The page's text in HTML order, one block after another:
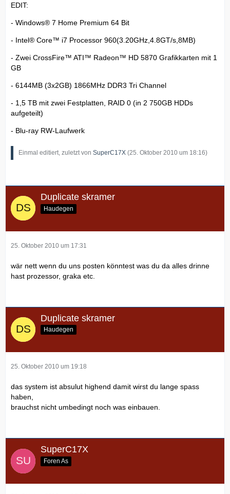
EDIT:
- Windows® 7 Home Premium 64 Bit
- Intel® Core™ i7 Processor 960(3.20GHz,4.8GT/s,8MB)
- Zwei CrossFire™ ATI™ Radeon™ HD 5870 Grafikkarten mit 1
GB
- 6144MB (3x2GB) 1866MHz DDR3 Tri Channel
- 1,5 TB mit zwei Festplatten, RAID 0 (in 2 750GB HDDs
aufgeteilt)
- Blu-ray RW-Laufwerk
Einmal editiert, zuletzt von SuperC17X (25. Oktober 2010 um 18:16)
Duplicate skramer
Haudegen
25. Oktober 2010 um 17:31
wär nett wenn du uns posten könntest was du da alles drinne
hast prozessor, graka etc.
Duplicate skramer
Haudegen
25. Oktober 2010 um 19:18
das system ist absulut highend damit wirst du lange spass
haben,
brauchst nicht umbedingt noch was einbauen.
SuperC17X
Foren As